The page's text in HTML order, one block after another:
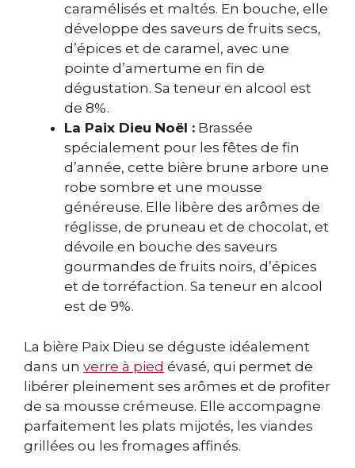
caramélisés et maltés. En bouche, elle
développe des saveurs de fruits secs,
d’épices et de caramel, avec une
pointe d’amertume en fin de
dégustation. Sa teneur en alcool est
de 8%.
La Paix Dieu Noël : Brassée
spécialement pour les fêtes de fin
d’année, cette bière brune arbore une
robe sombre et une mousse
généreuse. Elle libère des arômes de
réglisse, de pruneau et de chocolat, et
dévoile en bouche des saveurs
gourmandes de fruits noirs, d’épices
et de torréfaction. Sa teneur en alcool
est de 9%.
La bière Paix Dieu se déguste idéalement
dans un verre à pied évasé, qui permet de
libérer pleinement ses arômes et de profiter
de sa mousse crémeuse. Elle accompagne
parfaitement les plats mijotés, les viandes
grillées ou les fromages affinés.